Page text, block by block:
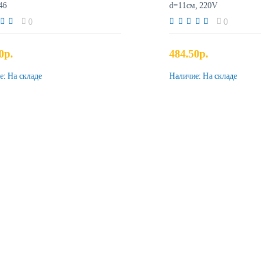
0
На складе
d=11см, 220V
0
484.50р.
Купить
Наличие: На складе